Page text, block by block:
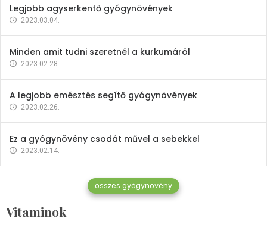
Legjobb agyserkentő gyógynövények
2023.03.04.
Minden amit tudni szeretnél a kurkumáról
2023.02.28.
A legjobb emésztés segítő gyógynövények
2023.02.26.
Ez a gyógynövény csodát művel a sebekkel
2023.02.14.
összes gyógynövény
Vitaminok
Vitaminok
Mindent a B-12 vitaminról
2023.02.27.